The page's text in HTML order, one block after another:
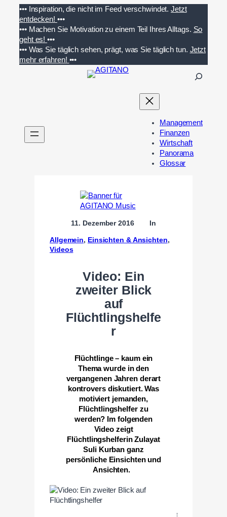
Inhalt
springen
••• Inspiration, die nicht im Feed verschwindet. Jetzt
entdecken! •••
••• Machen Sie Motivation zu einem Teil Ihres Alltags. So
geht es!•••
••• Was Sie täglich sehen, prägt, was Sie täglich tun. Jetzt
mehr erfahren! •••
n
Management
Finanzen
Wirtschaft
Panorama
Glossar
11. Dezember 2016 In
Allgemein, Einsichten & Ansichten
Videos
Video: Ein
zweiter Blick
auf
Flüchtlingshelfe
r
Flüchtlinge – kaum ein
Thema wurde in den
vergangenen Jahren derart
kontrovers diskutiert. Was
motiviert jemanden,
Flüchtlingshelfer zu
werden? Im folgenden
Video zeigt
Flüchtlingshelferin Zulayat
Suli Kurban ganz
persönliche Einsichten und
Ansichten.